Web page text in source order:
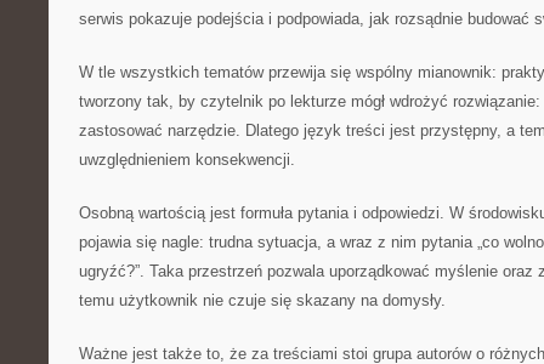
serwis pokazuje podejścia i podpowiada, jak rozsądnie budować
W tle wszystkich tematów przewija się wspólny mianownik:
tworzony tak, by czytelnik po lekturze mógł wdrożyć
zastosować narzędzie. Dlatego język treści jest przystępny, a
uwzględnieniem konsekwencji.
Osobną wartością jest formuła pytania i odpowiedzi. W
pojawia się nagle: trudna sytuacja, a wraz z nim pytania „co
ugryźć?”. Taka przestrzeń pozwala uporządkować myślenie oraz
temu użytkownik nie czuje się skazany na domysły.
Ważne jest także to, że za treściami stoi grupa autorów o